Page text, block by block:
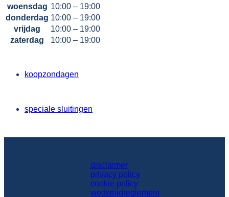
woensdag 10:00 – 19:00
donderdag 10:00 – 19:00
vrijdag
10:00 – 19:00
zaterdag
10:00 – 19:00
koopzondagen
speciale sluitingen
disclaimer
privacy policy
cookie policy
wedstrijdreglement